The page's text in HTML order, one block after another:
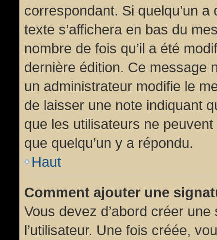
correspondant. Si quelqu’un
texte s’affichera en bas du
nombre de fois qu’il a été
dernière édition. Ce message
un administrateur modifie le
de laisser une note indiquant
que les utilisateurs ne
que quelqu’un y a répondu.
Haut
Comment ajouter une
Vous devez d’abord créer
l’utilisateur. Une fois créée,